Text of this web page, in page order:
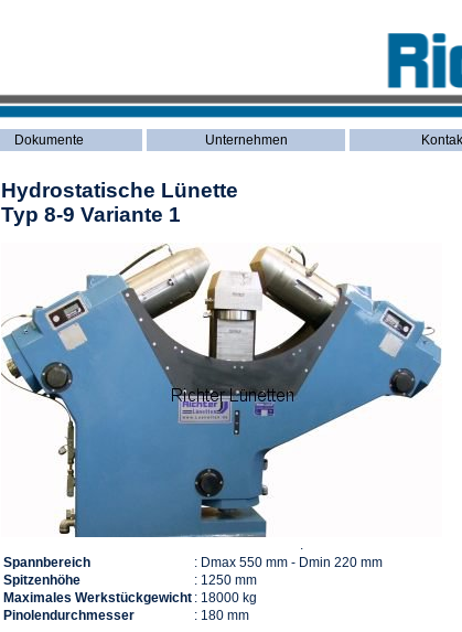
Dokumente Unternehmen
Hydrostatische Lünette
Typ 8-9 Variante 1
.210159
Spannbereich
: Dmax 550 mm - Dmin 220 mm
Spitzenhöhe
: 1250 mm
Maximales Werkstückgewicht : 18000 kg
Pinolendurchmesser
: 180 mm